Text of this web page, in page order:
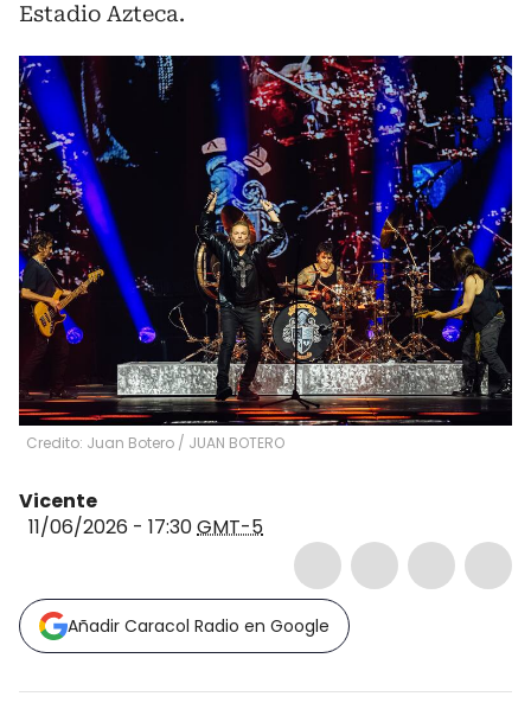
Estadio Azteca.
Credito: Juan Botero / JUAN BOTERO
Vicente
11/06/2026 - 17:30GMT-5
Añadir Caracol Radio en Google